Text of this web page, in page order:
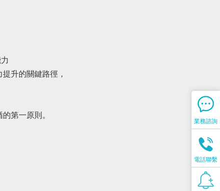
升的關鍵路徑，
第一原則。
業務諮詢
電話聯繫